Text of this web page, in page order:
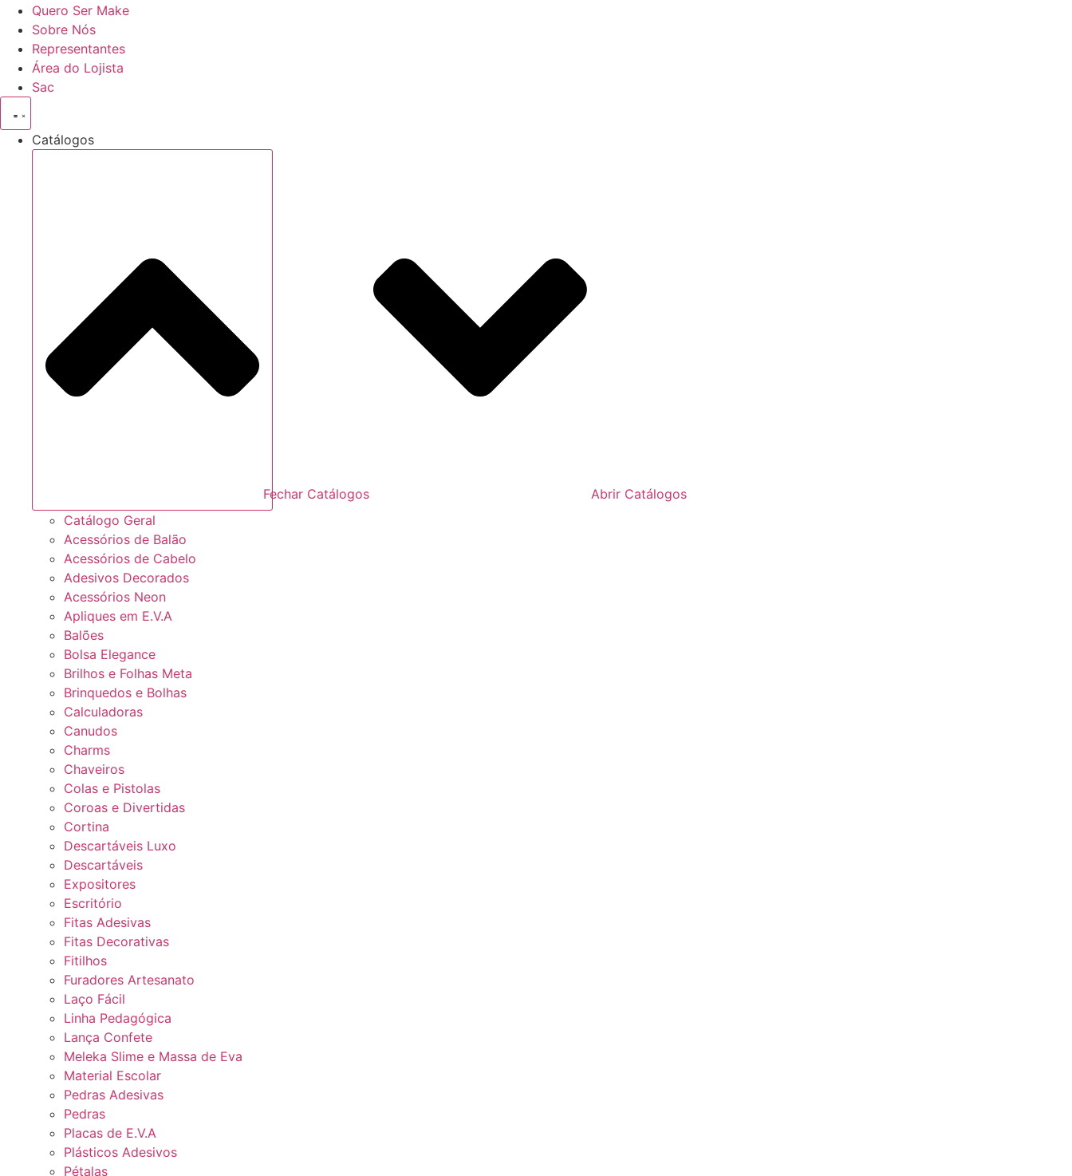
Quero Ser Make
Sobre Nós
Representantes
Área do Lojista
Sac
Catálogos
Fechar Catálogos
Abrir Catálogos
Catálogo Geral
Acessórios de Balão
Acessórios de Cabelo
Adesivos Decorados
Acessórios Neon
Apliques em E.V.A
Balões
Bolsa Elegance
Brilhos e Folhas Meta
Brinquedos e Bolhas
Calculadoras
Canudos
Charms
Chaveiros
Colas e Pistolas
Coroas e Divertidas
Cortina
Descartáveis Luxo
Descartáveis
Expositores
Escritório
Fitas Adesivas
Fitas Decorativas
Fitilhos
Furadores Artesanato
Laço Fácil
Linha Pedagógica
Lança Confete
Meleka Slime e Massa de Eva
Material Escolar
Pedras Adesivas
Pedras
Placas de E.V.A
Plásticos Adesivos
Pétalas